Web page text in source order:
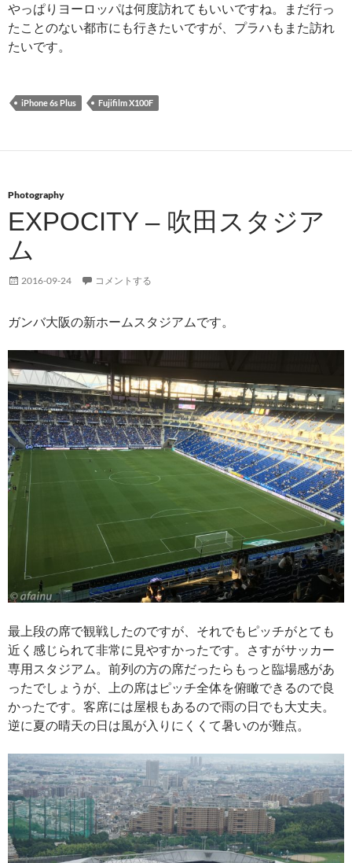
やっぱりヨーロッパは何度訪れてもいいですね。まだ行っ
たことのない都市にも行きたいですが、プラハもまた訪れ
たいです。
iPhone 6s Plus Fujifilm X100F
Photography
EXPOCITY – 吹田スタジア
ム
2016-09-24 コメントする
ガンバ大阪の新ホームスタジアムです。
最上段の席で観戦したのですが、それでもピッチがとても
近く感じられて非常に見やすかったです。さすがサッカー
専用スタジアム。前列の方の席だったらもっと臨場感があ
ったでしょうが、上の席はピッチ全体を俯瞰できるので良
かったです。客席には屋根もあるので雨の日でも大丈夫。
逆に夏の晴天の日は風が入りにくくて暑いのが難点。